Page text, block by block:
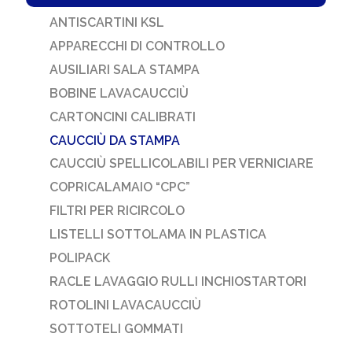
ANTISCARTINI KSL
APPARECCHI DI CONTROLLO
AUSILIARI SALA STAMPA
BOBINE LAVACAUCCIÙ
CARTONCINI CALIBRATI
CAUCCIÙ DA STAMPA
CAUCCIÙ SPELLICOLABILI PER VERNICIARE
COPRICALAMAIO “CPC”
FILTRI PER RICIRCOLO
LISTELLI SOTTOLAMA IN PLASTICA
POLIPACK
RACLE LAVAGGIO RULLI INCHIOSTARTORI
ROTOLINI LAVACAUCCIÙ
SOTTOTELI GOMMATI